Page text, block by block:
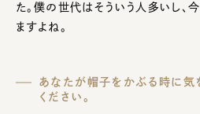
た。僕の世代はそういう人多いし、
ますよね。
あなたが帽子をかぶる時に気
ください。